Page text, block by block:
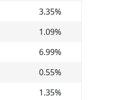
3.35%
1.09%
6.99%
0.55%
1.35%